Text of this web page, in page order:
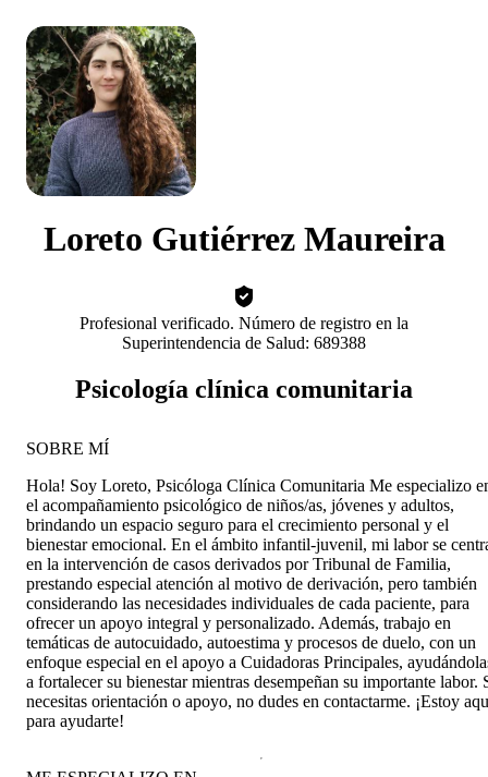
Loreto Gutiérrez Maureira
Profesional verificado. Número de registro en la
Superintendencia de Salud: 689388
Psicología clínica comunitaria
SOBRE MÍ
Hola! Soy Loreto, Psicóloga Clínica Comunitaria Me especializo
el acompañamiento psicológico de niños/as, jóvenes y adultos,
brindando un espacio seguro para el crecimiento personal y el
bienestar emocional. En el ámbito infantil-juvenil, mi labor se
en la intervención de casos derivados por Tribunal de Familia,
prestando especial atención al motivo de derivación, pero también
considerando las necesidades individuales de cada paciente, para
ofrecer un apoyo integral y personalizado. Además, trabajo en
temáticas de autocuidado, autoestima y procesos de duelo, con un
enfoque especial en el apoyo a Cuidadoras Principales,
a fortalecer su bienestar mientras desempeñan su importante labor.
necesitas orientación o apoyo, no dudes en contactarme. ¡Estoy
para ayudarte!